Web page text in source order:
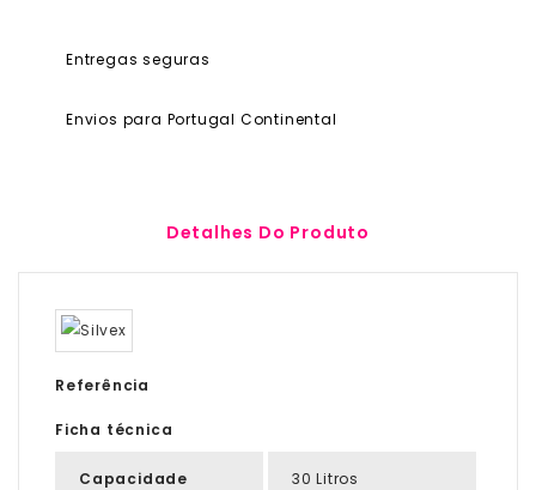
Entregas seguras
Envios para Portugal Continental
Detalhes Do Produto
Referência
Ficha técnica
Capacidade 30 Litros